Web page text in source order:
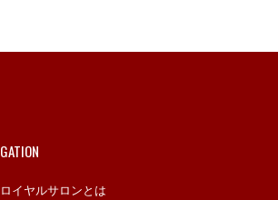
イヤルサロンとは